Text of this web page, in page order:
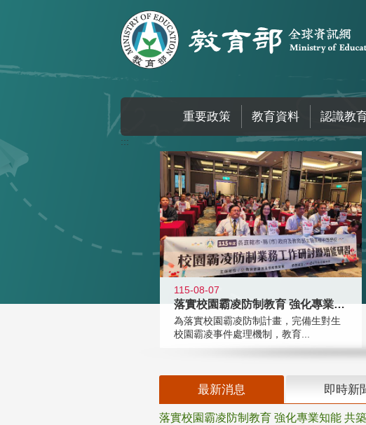
重要政策 教育資料 認識教
:::
115-08-07
落實校園霸凌防制教育 強化專業知能
為落實校園霸凌防制計畫，完備生對生
校園霸凌事件處理機制，教育...
最新消息 即時新
落實校園霸凌防制教育 強化專業知能 共